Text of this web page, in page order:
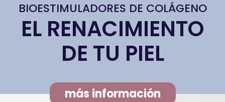
BIOESTIMULADORES DE COLÁGENO
EL RENACIMIENTO
DE TU PIEL
más información